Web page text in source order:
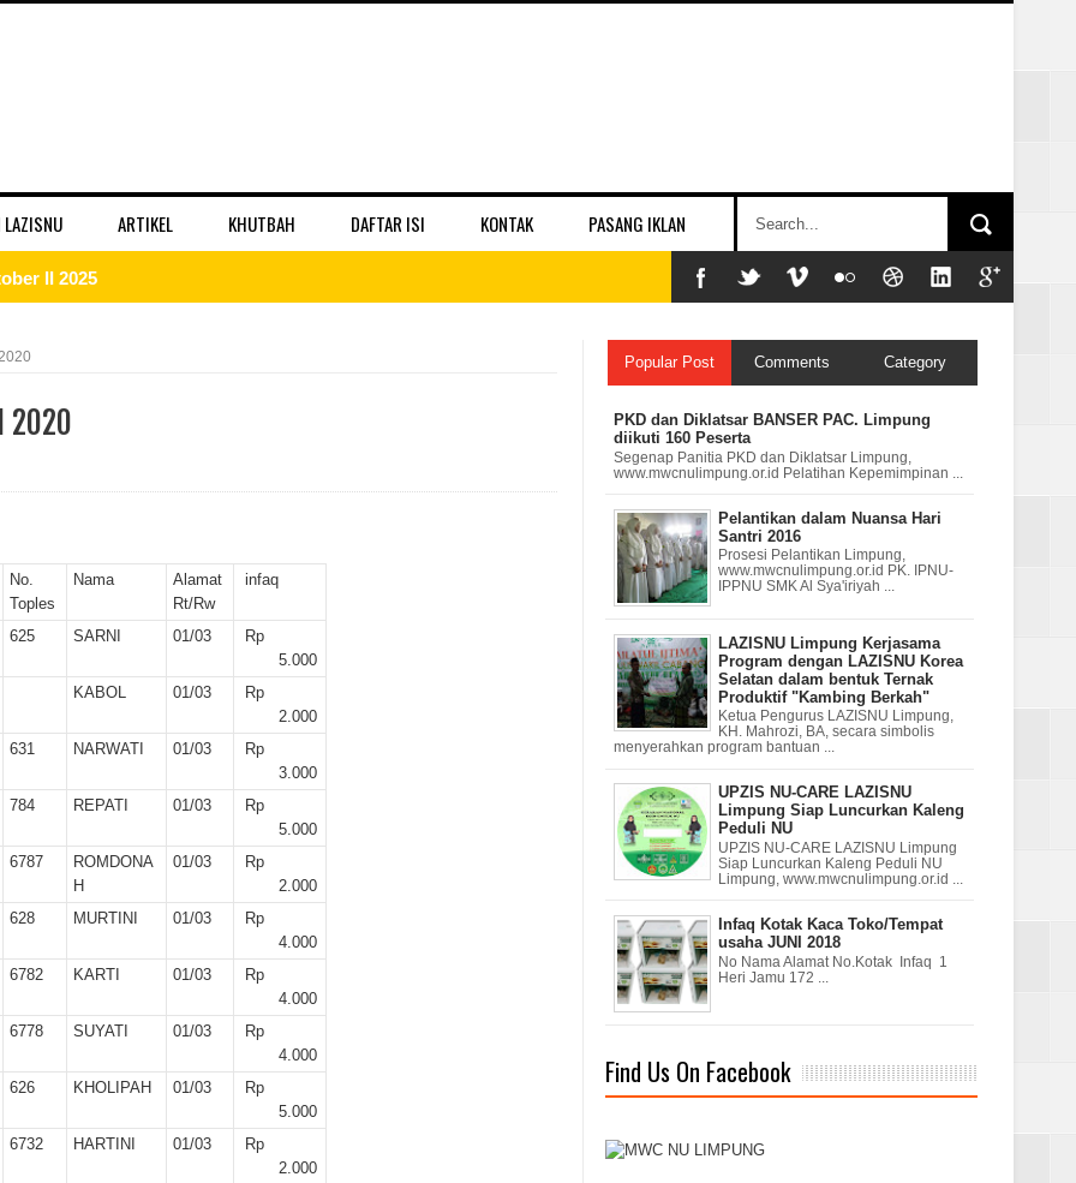
LAZISNU ARTIKEL KHUTBAH DAFTAR ISI KONTAK PASANG IKLAN
II 2025
II 2025
2025
II 2025
II 2025
II 2025
2025
II 2025
2025
II 2025
II 2025
2025
II 2025
II 2025
2020
No.
Toples
Nama
Alamat
Rt/Rw
infaq
625 SARNI 01/03
Rp
5.000
KABOL 01/03
Rp
2.000
631 NARWATI 01/03
Rp
3.000
784 REPATI 01/03
Rp
5.000
6787
ROMDONA
H
01/03
Rp
2.000
628 MURTINI 01/03
Rp
4.000
6782 KARTI 01/03
Rp
4.000
6778 SUYATI 01/03
Rp
4.000
626 KHOLIPAH 01/03
Rp
5.000
6732 HARTINI 01/03
Rp
2.000
Popular Post Comments Category
PKD dan Diklatsar BANSER PAC. Limpung
diikuti 160 Peserta
Segenap Panitia PKD dan Diklatsar Limpung,
www.mwcnulimpung.or.id Pelatihan Kepemimpinan ...
Pelantikan dalam Nuansa Hari
Santri 2016
Prosesi Pelantikan Limpung,
www.mwcnulimpung.or.id PK. IPNU-
IPPNU SMK Al Sya'iriyah ...
LAZISNU Limpung Kerjasama
Program dengan LAZISNU Korea
Selatan dalam bentuk Ternak
Produktif "Kambing Berkah"
Ketua Pengurus LAZISNU Limpung,
KH. Mahrozi, BA, secara simbolis
menyerahkan program bantuan ...
UPZIS NU-CARE LAZISNU
Limpung Siap Luncurkan Kaleng
Peduli NU
UPZIS NU-CARE LAZISNU Limpung
Siap Luncurkan Kaleng Peduli NU
Limpung, www.mwcnulimpung.or.id ...
Infaq Kotak Kaca Toko/Tempat
usaha JUNI 2018
No Nama Alamat No.Kotak Infaq 1
Heri Jamu 172 ...
Find Us On Facebook